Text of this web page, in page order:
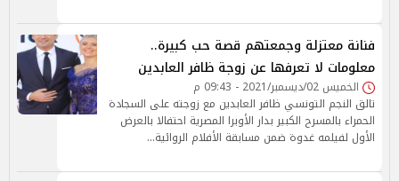
فنانة معتزلة وجمعتهم قصة حب كبيرة..
معلومات لا تعرفها عن زوجة ظافر العابدين
الخميس 02/ديسمبر/2021 - 09:43 م
تالق النجم التونسي ظافر العابدين مع زوجته على السجادة
الحمراء بالمسرح الكبير بدار الأوبرا المصرية احتفالا بالعرض
الأول لفيلمه غدوة ضمن مسابقة الأفلام الروائية…